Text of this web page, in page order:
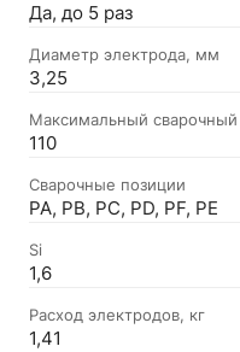
Да, до 5 раз
Диаметр электрода, мм
3,25
Максимальный сварочный
110
Сварочные позиции
PA, PB, PC, PD, PF, PE
Si
1,6
Расход электродов, кг
1,41